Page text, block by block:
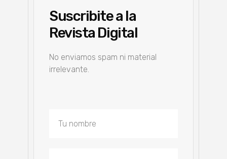
Suscribite a la
Revista Digital
No enviamos spam ni material
irrelevante.